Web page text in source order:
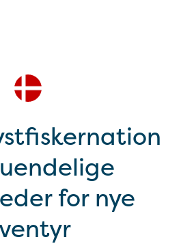
for nye